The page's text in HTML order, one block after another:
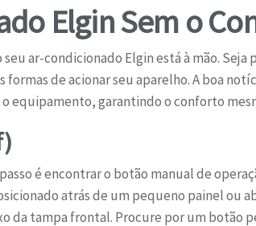
Elgin Sem o
ar-condicionado Elgin está à mão. Seja
de acionar seu aparelho. A boa
equipamento, garantindo o conforto
é encontrar o botão manual de
atrás de um pequeno painel ou
da tampa frontal. Procure por um botão